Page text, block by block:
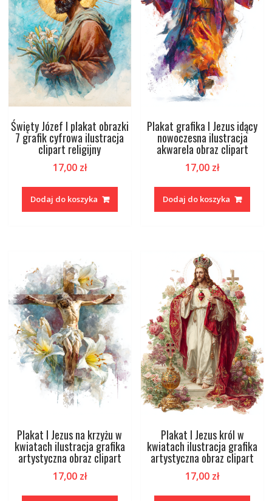
Święty Józef I plakat obrazki
7 grafik cyfrowa ilustracja
clipart religijny
17,00 zł
Dodaj do koszyka
Plakat grafika I Jezus idący
nowoczesna ilustracja
akwarela obraz clipart
17,00 zł
Dodaj do koszyka
Plakat I Jezus na krzyżu w
kwiatach ilustracja grafika
artystyczna obraz clipart
17,00 zł
Plakat I Jezus król w
kwiatach ilustracja grafika
artystyczna obraz clipart
17,00 zł